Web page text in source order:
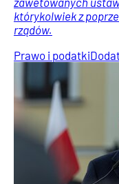
którykolwiek z
rządów.
Prawo i podatki